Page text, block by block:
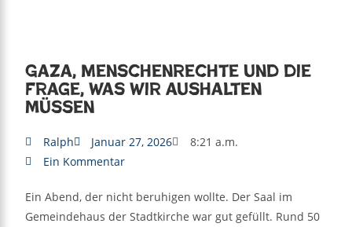
Gaza, Menschenrechte und die
Frage, was wir aushalten
müssen
Ralph Januar 27, 2026
8:21 a.m.
Ein Kommentar
Ein Abend, der nicht beruhigen wollte. Der Saal im
Gemeindehaus der Stadtkirche war gut gefüllt. Rund 50